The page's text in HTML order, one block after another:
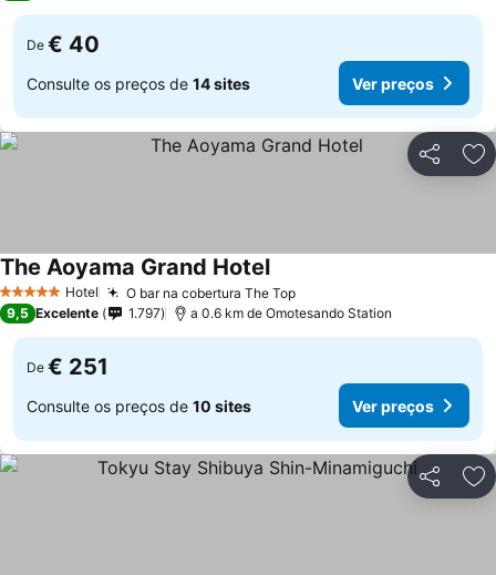
De € 40
Consulte os preços de 14 sites Ver preços
Partilhar
5 Estrelas Hotel O bar na cobertura The TopVer preços
The Aoyama Grand HotelVer preços
9,5 Excelente 1.797 a 0.6 km de Omotesando Station
De € 251
Consulte os preços de 10 sites Ver preços
Partilhar